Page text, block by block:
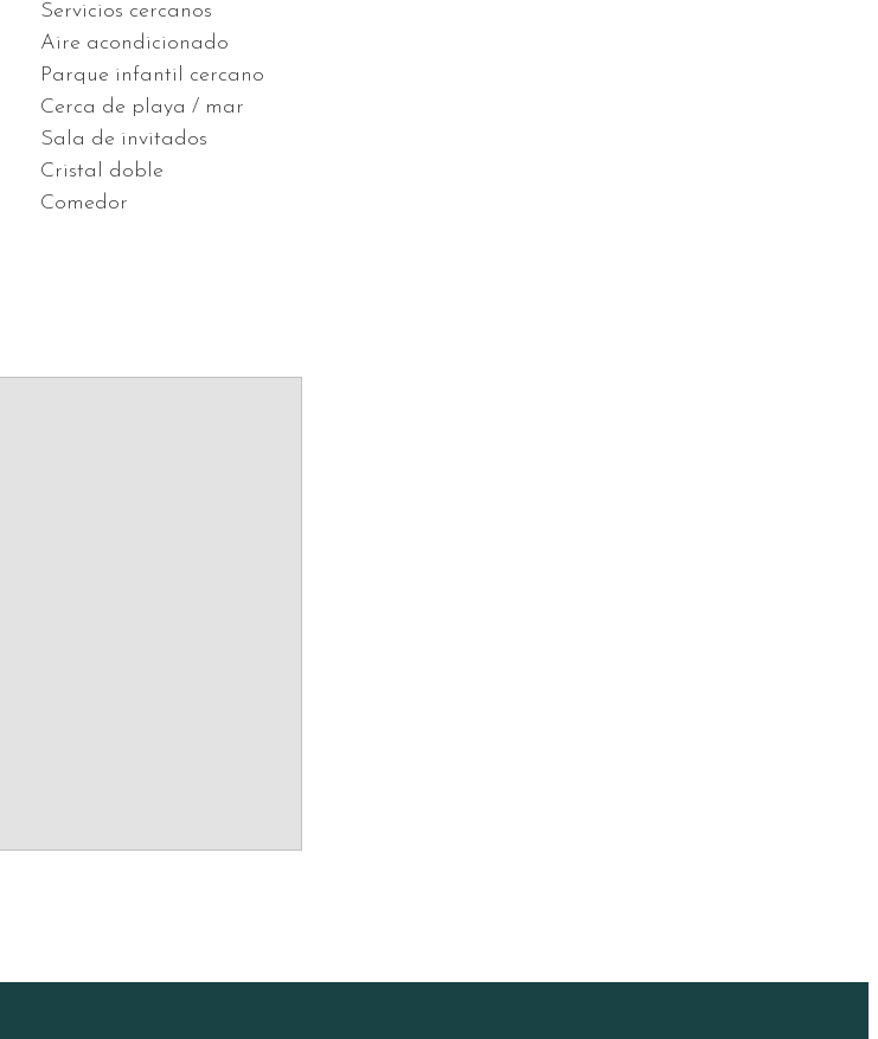
Servicios cercanos
Aire acondicionado
Parque infantil cercano
Cerca de playa / mar
Sala de invitados
Cristal doble
Comedor